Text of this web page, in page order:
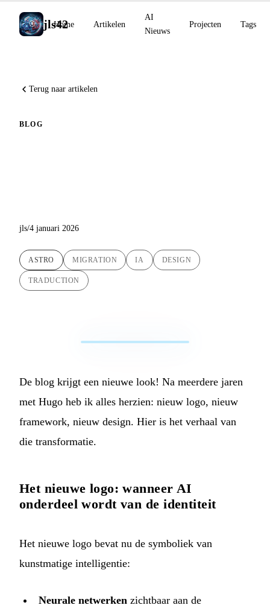
jls42
Home Artikelen
AI
Nieuws
Projecten Tags
Terug naar artikelen
BLOG
jls/4 januari 2026
ASTRO MIGRATION IA DESIGN
TRADUCTION
De blog krijgt een nieuwe look! Na meerdere jaren
met Hugo heb ik alles herzien: nieuw logo, nieuw
framework, nieuw design. Hier is het verhaal van
die transformatie.
Het nieuwe logo: wanneer AI
onderdeel wordt van de identiteit
Het nieuwe logo bevat nu de symboliek van
kunstmatige intelligentie:
Neurale netwerken zichtbaar aan de